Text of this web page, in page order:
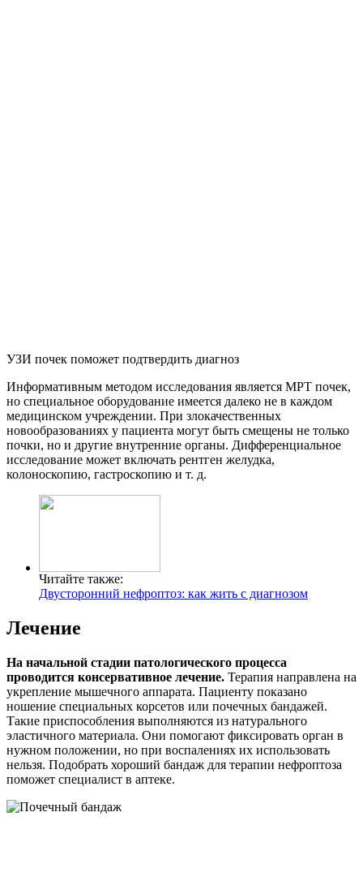
УЗИ почек поможет подтвердить диагноз
Информативным методом исследования является МРТ почек,
но специальное оборудование имеется далеко не в каждом
медицинском учреждении. При злокачественных
новообразованиях у пациента могут быть смещены не только
почки, но и другие внутренние органы. Дифференциальное
исследование может включать рентген желудка,
колоноскопию, гастроскопию и т. д.
Читайте также:
Двусторонний нефроптоз: как жить с диагнозом
Лечение
На начальной стадии патологического процесса
проводится консервативное лечение. Терапия направлена на
укрепление мышечного аппарата. Пациенту показано
ношение специальных корсетов или почечных бандажей.
Такие приспособления выполняются из натурального
эластичного материала. Они помогают фиксировать орган в
нужном положении, но при воспалениях их использовать
нельзя. Подобрать хороший бандаж для терапии нефроптоза
поможет специалист в аптеке.